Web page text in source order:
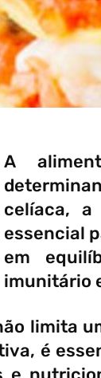
A
celíaca,
essencial
em
imunitário
limita
é